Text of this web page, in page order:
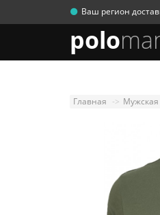
Ваш регион
polo
Главная